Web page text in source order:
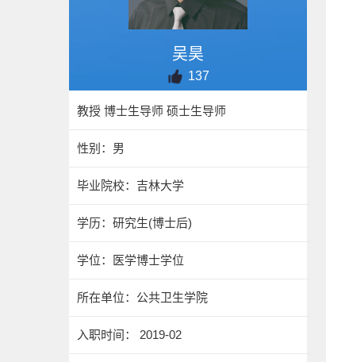
吴昊
137
教授 博士生导师 硕士生导师
性别：男
毕业院校：吉林大学
学历：研究生(博士后)
学位：医学博士学位
所在单位：公共卫生学院
入职时间： 2019-02